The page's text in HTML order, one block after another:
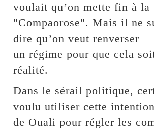
voulait qu’on mette fin à la
"Compaorose". Mais il ne
dire qu’on veut renverser
un régime pour que cela
réalité.
Dans le sérail politique,
voulu utiliser cette intention
de Ouali pour régler les